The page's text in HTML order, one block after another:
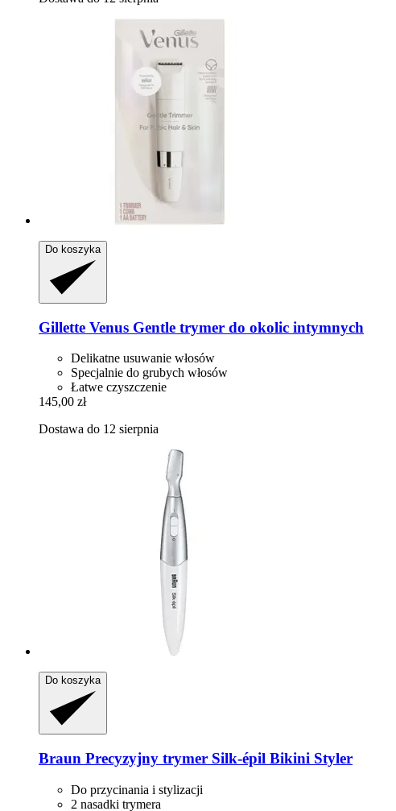
Do koszyka
Gillette Venus Gentle trymer do okolic intymnych
Delikatne usuwanie włosów
Specjalnie do grubych włosów
Łatwe czyszczenie
145,00 zł
Dostawa do 12 sierpnia
Do koszyka
Braun Precyzyjny trymer Silk-​épil Bikini Styler
Do przycinania i stylizacji
2 nasadki trymera